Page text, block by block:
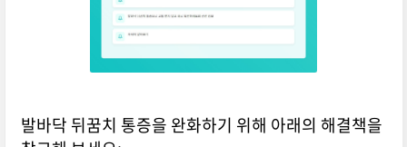
발바닥 뒤꿈치 통증을 완화하기 위해 아래의 해결책을